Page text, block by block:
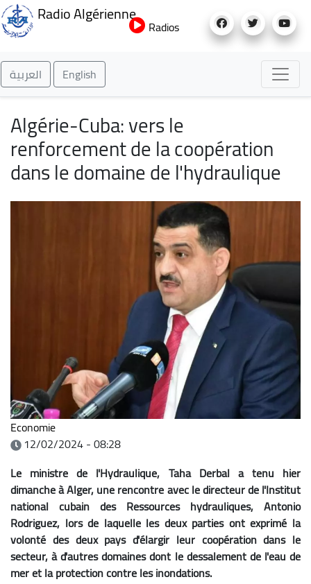
au
Radio Algérienne
Radios
العربية English
Algérie-Cuba: vers le
renforcement de la coopération
dans le domaine de l'hydraulique
Economie
12/02/2024 - 08:28
Le ministre de l'Hydraulique, Taha Derbal a tenu hier
dimanche à Alger, une rencontre avec le directeur de l'Institut
national cubain des Ressources hydrauliques, Antonio
Rodriguez, lors de laquelle les deux parties ont exprimé la
volonté des deux pays d'élargir leur coopération dans le
secteur, à d'autres domaines dont le dessalement de l'eau de
mer et la protection contre les inondations.